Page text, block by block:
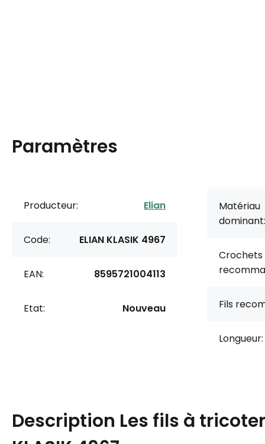
Paramètres
Producteur: Elian
Code: ELIAN KLASIK 4967
EAN: 8595721004113
Etat: Nouveau
Matériau
dominant:
Crochets
Fils
Longueur:
Description Les fils à tricoter